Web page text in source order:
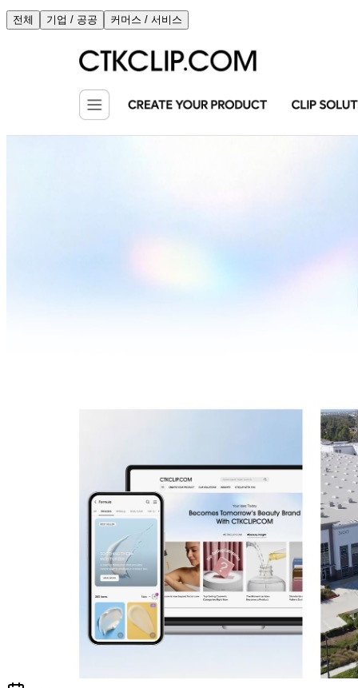
전체 기업 / 공공 커머스 / 서비스